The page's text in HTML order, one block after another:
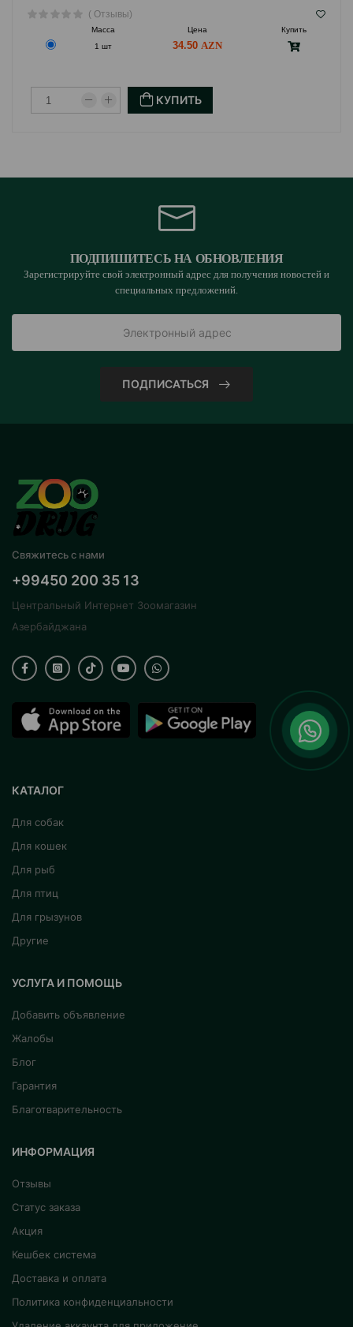
( Отзывы)
Масса Цена
Купить
1 шт
34.50
КУПИТЬ
ПОДПИШИТЕСЬ НА ОБНОВЛЕНИЯ
Зарегистрируйте свой электронный адрес для получения новостей и
специальных предложений.
ПОДПИСАТЬСЯ
Свяжитесь с нами
+99450 200 35 13
Центральный Интернет Зоомагазин
Азербайджана
КАТАЛОГ
Для собак
Для кошек
Для рыб
Для птиц
Для грызунов
Другие
УСЛУГА И ПОМОЩЬ
Добавить объявление
Жалобы
Блог
Гарантия
Благотварительность
ИНФОРМАЦИЯ
Отзывы
Статус заказа
Акция
Кешбек система
Доставка и оплата
Политика конфиденциальности